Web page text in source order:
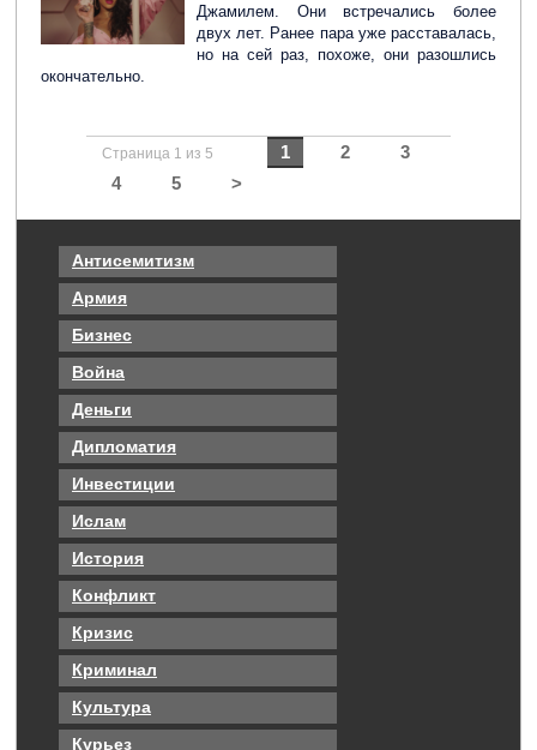
Джамилем. Они встречались более
двух лет. Ранее пара уже расставалась,
но на сей раз, похоже, они разошлись
окончательно.
Страница 1 из 5 1 2
3
4
5 >
Антисемитизм
Армия
Бизнес
Война
Деньги
Дипломатия
Инвестиции
Ислам
История
Конфликт
Кризис
Криминал
Культура
Курьез